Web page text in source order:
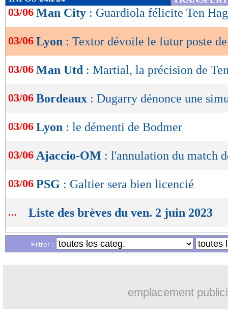
de
OK
03/06 Man City : Guardiola félicite Ten Hag
03/06 Lyon : Textor dévoile le futur poste
03/06 Man Utd : Martial, la précision de
03/06 Bordeaux : Dugarry dénonce une
03/06 Lyon : le démenti de Bodmer
03/06 Ajaccio-OM : l'annulation du match
03/06 PSG : Galtier sera bien licencié
... Liste des brèves du ven. 2 juin 2023
Liste des brèves du jeu. 1 juin 2023
Filtrer :
emplacement